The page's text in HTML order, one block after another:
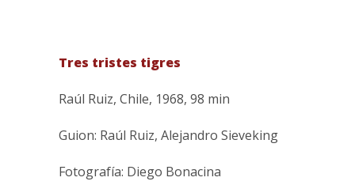
Tres tristes tigres
Raúl Ruiz, Chile, 1968, 98 min
Guion: Raúl Ruiz, Alejandro Sieveking
Fotografía: Diego Bonacina